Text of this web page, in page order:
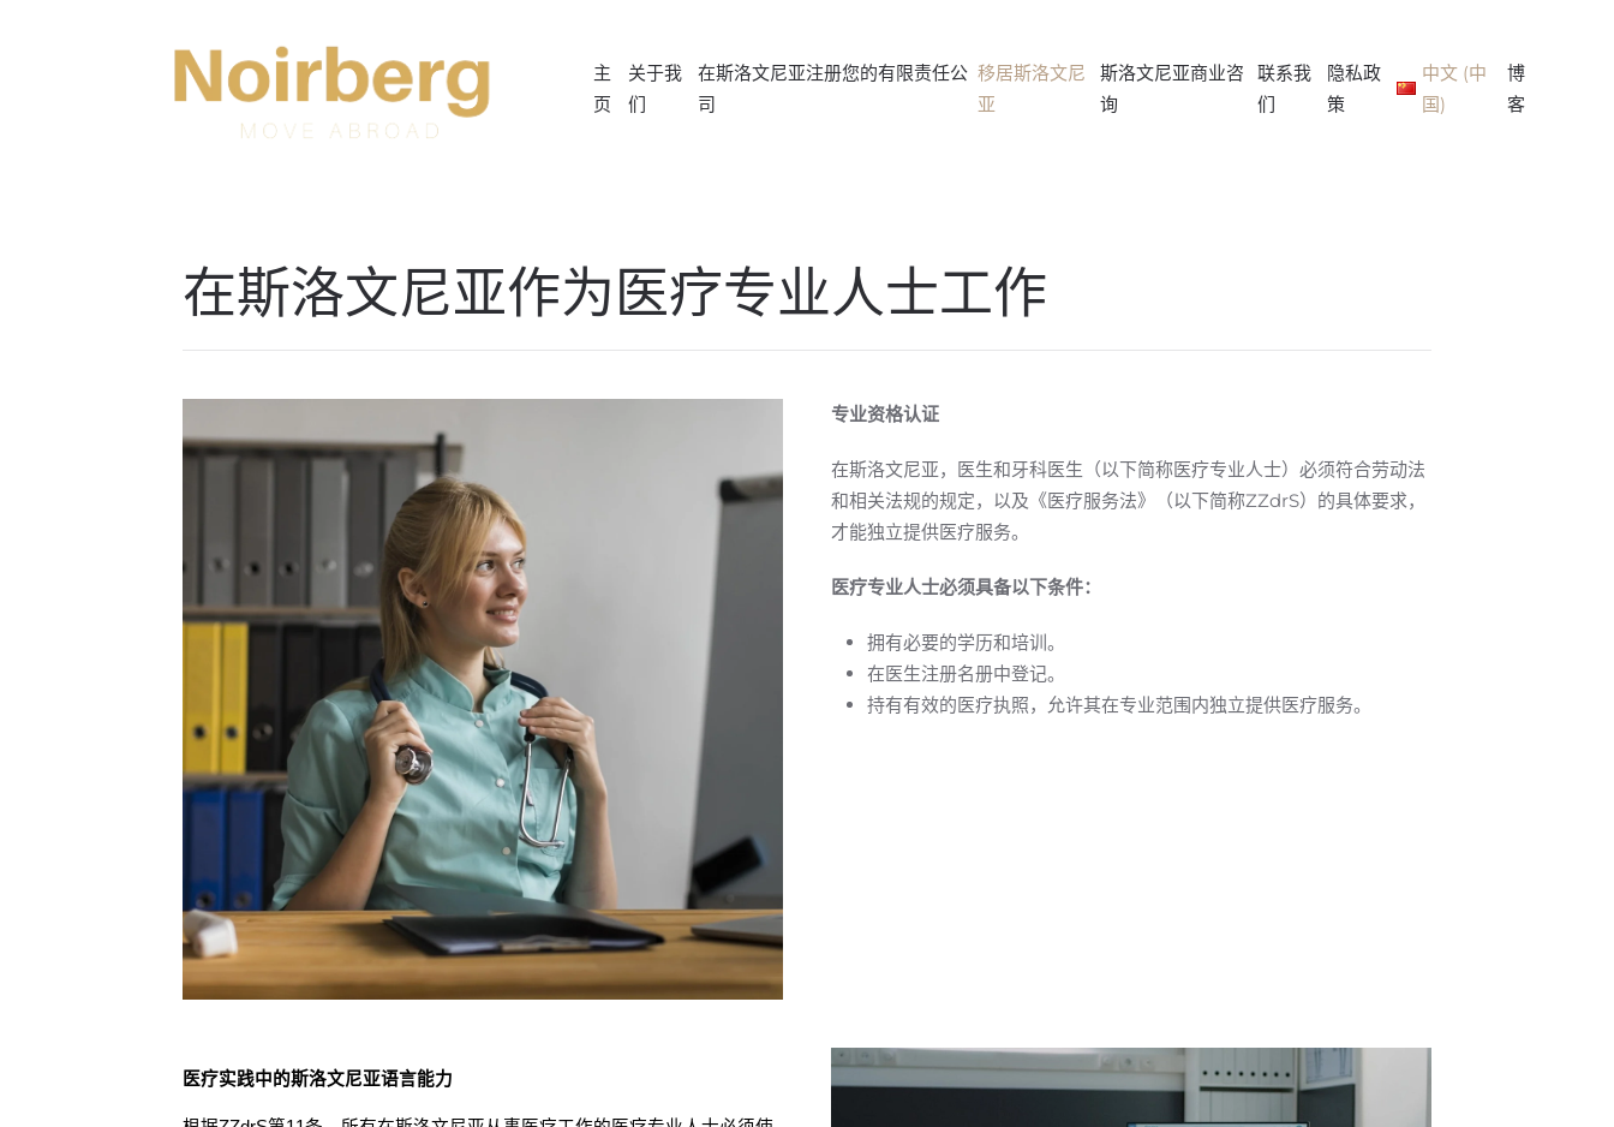
Skip to main content
主
页
关于我
们
在斯洛文尼亚注册您的有限责任公
司
移居斯洛文尼
亚
斯洛文尼亚商业咨
询
联系我
们
隐私政
策
中文 (中
国)
博
客
在斯洛文尼亚作为医疗专业人士工作
专业资格认证
在斯洛文尼亚，医生和牙科医生（以下简称医疗专业人士）必须符合劳动法
和相关法规的规定，以及《医疗服务法》（以下简称ZZdrS）的具体要求，
才能独立提供医疗服务。
医疗专业人士必须具备以下条件：
拥有必要的学历和培训。
在医生注册名册中登记。
持有有效的医疗执照，允许其在专业范围内独立提供医疗服务。
医疗实践中的斯洛文尼亚语言能力